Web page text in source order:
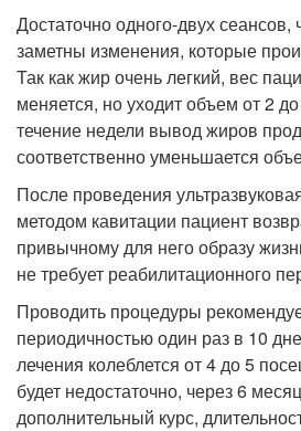
Достаточно одного-двух сеансов,
заметны изменения, которые
Так как жир очень легкий, вес
меняется, но уходит объем от 2
течение недели вывод жиров
соответственно уменьшается
После проведения
методом кавитации пациент
привычному для него образу
не требует реабилитационного
Проводить процедуры
периодичностью один раз в 10
лечения колеблется от 4 до 5
будет недостаточно, через 6
дополнительный курс,